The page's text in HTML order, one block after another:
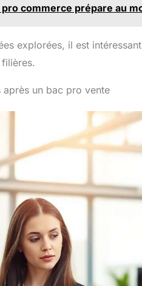
commerce prépare au
explorées, il est
un bac pro vente